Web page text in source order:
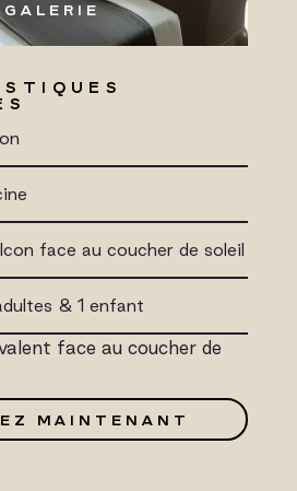
GALERIE
face au coucher de soleil
& 1 enfant
face au coucher de
MAINTENANT